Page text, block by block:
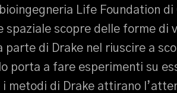
Life Foundation di
spaziale scopre delle forme di
parte di Drake nel riuscire a
porta a fare esperimenti su
metodi di Drake attirano